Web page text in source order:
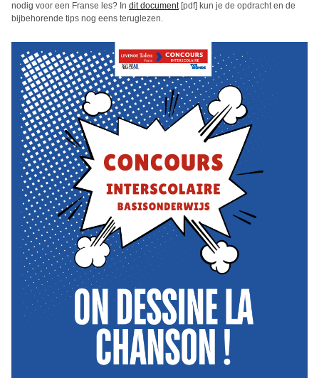
nodig voor een Franse les? In dit document[pdf] kun je de opdracht en de
bijbehorende tips nog eens teruglezen.